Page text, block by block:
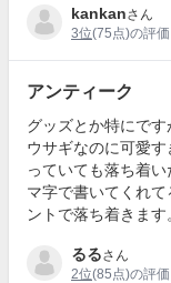
kankanさん
3位(75点)の評価
アンティーク
グッズとか特にです
ウサギなのに可愛
っていても落ち着
マ字で書いてくれ
ントで落ち着きます
るるさん
2位(85点)の評価